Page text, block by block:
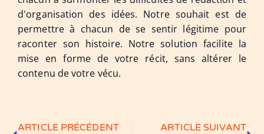
d'organisation des idées. Notre souhait est de
permettre à chacun de se sentir légitime pour
raconter son histoire. Notre solution facilite la
mise en forme de votre récit, sans altérer le
contenu de votre vécu.
ARTICLE PRÉCÉDENT ARTICLE SUIVANT